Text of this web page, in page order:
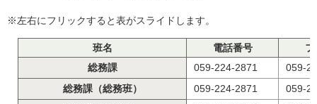
※左右にフリックすると表がスライドします。
班名 電話番号
総務課
059-224-2871
059-
総務課（総務班）
059-224-2871
059-